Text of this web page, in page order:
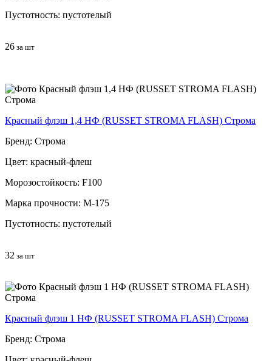
Пустотность: пустотелый
26 за шт
Красный флэш 1,4 НФ (RUSSET STROMA FLASH) Строма
Бренд: Строма
Цвет: красный-флеш
Морозостойкость: F100
Марка прочности: М-175
Пустотность: пустотелый
32 за шт
Красный флэш 1 НФ (RUSSET STROMA FLASH) Строма
Бренд: Строма